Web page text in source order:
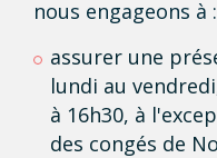
nous engageons à :
assurer une
lundi au
à 16h30, à
des congés de